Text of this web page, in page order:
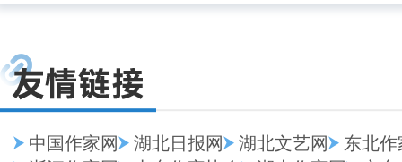
中国作家网 湖北日报网 湖北文艺网
东北作